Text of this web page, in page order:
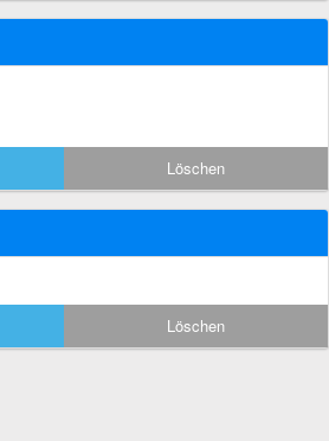
Löschen
Löschen